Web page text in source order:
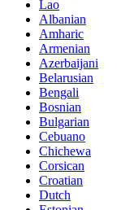
Lao
Albanian
Amharic
Armenian
Azerbaijani
Belarusian
Bengali
Bosnian
Bulgarian
Cebuano
Chichewa
Corsican
Croatian
Dutch